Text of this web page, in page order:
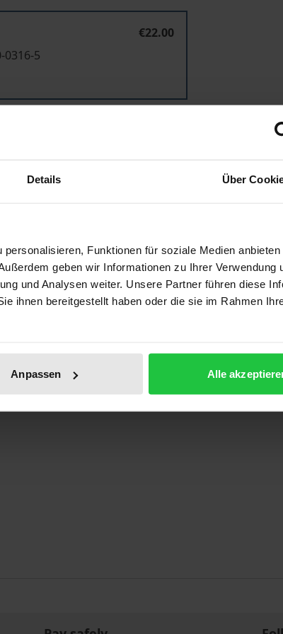
Details Über
Funktionen für soziale Medien
geben wir Informationen zu Ihrer Verwendung
und Analysen weiter. Unsere Partner führen diese
ihnen bereitgestellt haben oder die sie im Rahmen
Anpassen Alle
€22.00
0316-5